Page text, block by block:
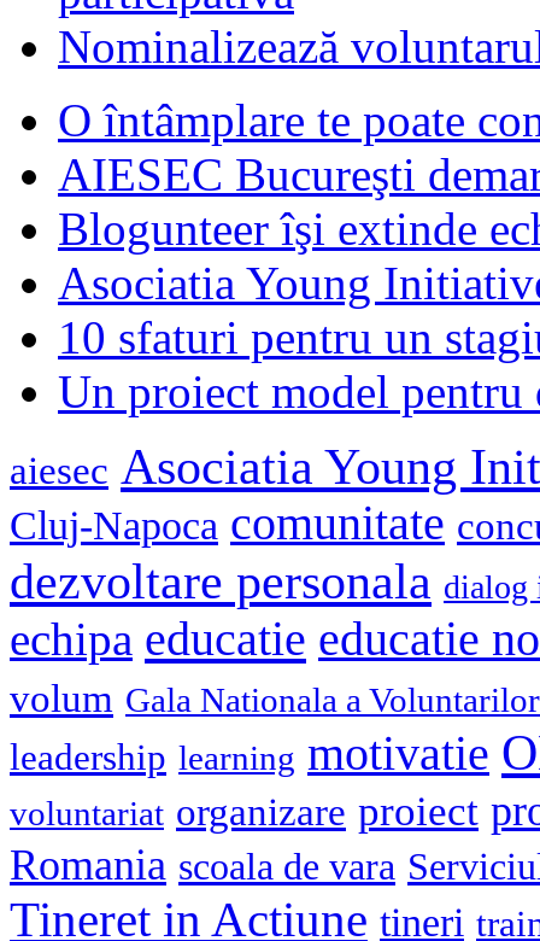
Nominalizează
O întâmplare te poate
AIESEC Bucureşti
Blogunteer îşi extinde
Asociatia Young
10 sfaturi pentru un
Un proiect model
aiesec Asociatia Young
Cluj-Napoca comunitate
dezvoltare personala dialog
echipa educatie educatie
volum Gala Nationala a Voluntarilor
leadership learning motivatie
voluntariat organizare proiect
Romania scoala de vara
Tineret in Actiune tineri